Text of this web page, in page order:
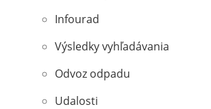
Infourad
Výsledky vyhľadávania
Odvoz odpadu
Udalosti